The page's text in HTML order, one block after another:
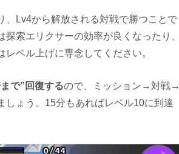
、Lv4から解放される対戦で勝つことで
索エリクサーの効率が良くなったり、
ベル上げに専念してください。
で”回復するので、ミッション→対戦→
ょう。15分もあればレベル10に到達